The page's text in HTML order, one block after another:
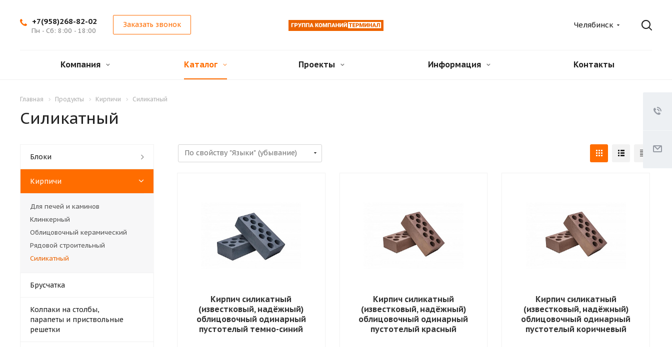
+7(958)268-82-02
Пн - Сб: 8:00 - 18:00
Заказать звонок Челябинск
Компания Каталог Проекты Информация Контакты
Главная Продукты Кирпичи Силикатный
Силикатный
Кирпич силикатный
(известковый, надёжный)
облицовочный одинарный
пустотелый темно-синий
Кирпич силикатный
(известковый, надёжный)
облицовочный одинарный
пустотелый красный
Кирпич силикатный
(известковый, надёжный)
облицовочный одинарный
пустотелый коричневый
Блоки
Кирпичи
Для печей и каминов
Клинкерный
Облицовочный керамический
Рядовой строительный
Силикатный
Брусчатка
Колпаки на столбы,
парапеты и приствольные
решетки